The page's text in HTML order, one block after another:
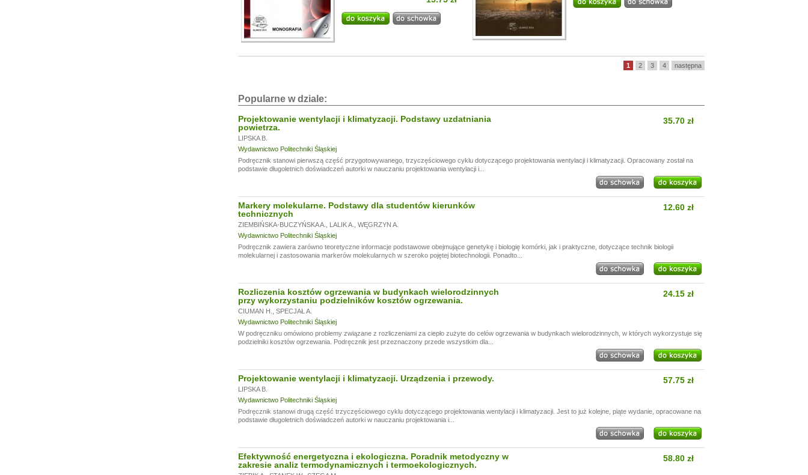
1 2 3 4 następna
Popularne w dziale:
Projektowanie wentylacji i klimatyzacji. Podstawy uzdatniania
powietrza.
LIPSKA B.
Wydawnictwo Politechniki Śląskiej
35.70 zł
Podręcznik stanowi pierwszą część przygotowywanego, trzyczęściowego cyklu dotyczącego projektowania wentylacji i klimatyzacji. Opracowany został na
podstawie długoletnich doświadczeń autorki w nauczaniu projektowania wentylacji i...
Markery molekularne. Podstawy dla studentów kierunków
technicznych
ZIEMBIŃSKA-BUCZYŃSKA A. LALIK A.
WĘGRZYN A.
Wydawnictwo Politechniki Śląskiej
12.60 zł
Podręcznik zawiera zarówno teoretyczne informacje podstawowe obejmujące genetykę i biologię komórki, jak i praktyczne, dotyczące technik biologii
molekularnej i zastosowania markerów molekularnych w szeroko pojętej biotechnologii. Ponadto...
Rozliczenia kosztów ogrzewania w budynkach wielorodzinnych
przy wykorzystaniu podzielników kosztów ogrzewania.
CIUMAN H.
SPECJAŁ A.
Wydawnictwo Politechniki Śląskiej
24.15 zł
W podręczniku omówiono problemy związane z rozliczeniami za ciepło zużyte do celów ogrzewania w budynkach wielorodzinnych, w których wykorzystuje się
podzielniki kosztów ogrzewania. Podręcznik jest przeznaczony przede wszystkim dla...
Projektowanie wentylacji i klimatyzacji. Urządzenia i przewody.
LIPSKA B.
Wydawnictwo Politechniki Śląskiej
57.75 zł
Podręcznik stanowi drugą część trzyczęściowego cyklu dotyczącego projektowania wentylacji i klimatyzacji. Jest to już kolejne, piąte wydanie, opracowane na
podstawie długoletnich doświadczeń autorki w nauczaniu projektowania i...
Efektywność energetyczna i ekologiczna. Poradnik metodyczny w
zakresie analiz termodynamicznych i termoekologicznych.
58.80 zł